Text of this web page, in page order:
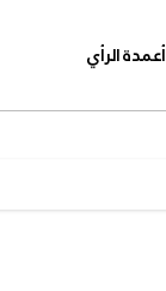
أعمدة الرأي